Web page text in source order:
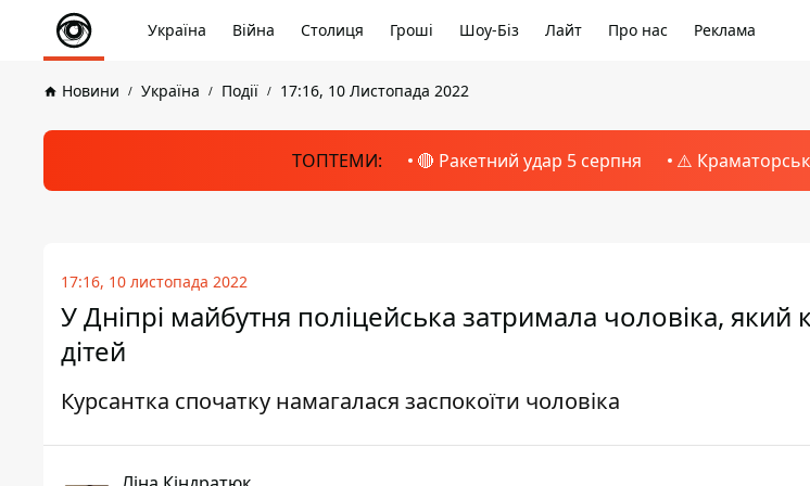
Україна Війна Столиця Гроші Шоу-Біз Лайт Про нас Реклама
Новини Україна Події 17:16, 10 Листопада 2022
ТОПТЕМИ: 🔴 Ракетний удар 5 серпня ⚠️
17:16, 10 листопада 2022
У Дніпрі майбутня поліцейська затримала чоловіка, який
дітей
Курсантка спочатку намагалася заспокоїти чоловіка